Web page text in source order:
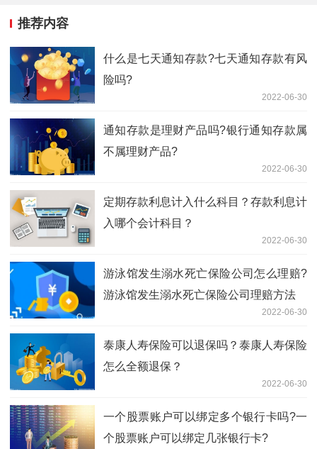
推荐内容
什么是七天通知存款?七天通知存款有风
险吗?
2022-06-30
通知存款是理财产品吗?银行通知存款属
不属理财产品?
2022-06-30
定期存款利息计入什么科目？存款利息计
入哪个会计科目？
2022-06-30
游泳馆发生溺水死亡保险公司怎么理赔?
游泳馆发生溺水死亡保险公司理赔方法
2022-06-30
泰康人寿保险可以退保吗？泰康人寿保险
怎么全额退保？
2022-06-30
一个股票账户可以绑定多个银行卡吗?一
个股票账户可以绑定几张银行卡?